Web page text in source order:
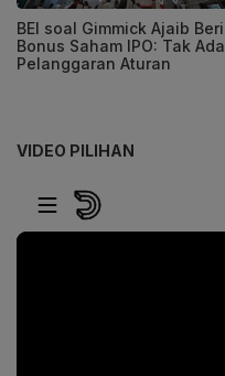
BEI soal Gimmick Ajaib Beri
Bonus Saham IPO: Tak Ada
Pelanggaran Aturan
VIDEO PILIHAN